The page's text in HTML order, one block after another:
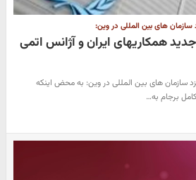
سازمان های بین المللی در وین:
همکاریهای ایران و آژانس اتمی
سازمان های بین المللی در وین: به محض اینکه
برجام به…